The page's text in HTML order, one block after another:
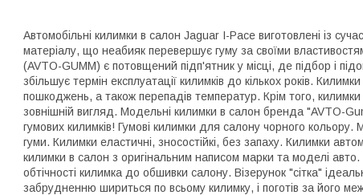
Автомобільні килимки в салон Jaguar I-Pace виготовлені із
матеріалу, що неабияк перевершує гуму за своїми
(AVTO-GUMM) є потовщений підп'ятник у місці, де підбор і
збільшує термін експлуатації килимків до кількох років.
пошкоджень, а також перепадів температур. Крім того,
зовнішній вигляд. Модельні килимки в салон бренда "AVTO-
гумових килимків! Гумові килимки для салону чорного
гуми. Килимки еластичні, зносостійкі, без запаху. Килимки
килимки в салон з оригінальним написом марки та моделі
обтічності килимка до обшивки салону. Візерунок "сітка"
забрудненню шириться по всьому килимку, і поготів за його